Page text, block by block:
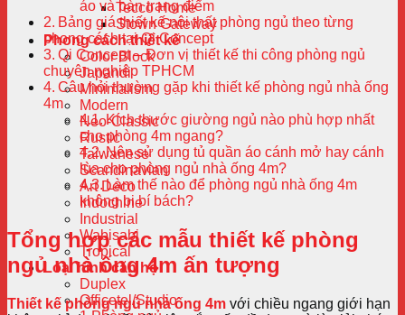
Tecco Home
Stown Gateway
Phong cách thiết kế
Color Block
Japandi
Minimalism
Modern
Neo-Classic
Rustic
Taiwanese
Scandinavian
Art Deco
Indochine
Industrial
Wabisabi
Tropical
Loại hình căn hộ
Duplex
Officetel/Studio
áo và bàn trang điểm
Bảng giá thiết kế nội thất phòng ngủ theo từng
phong cách tại Qi Concept
Qi Concept – Đơn vị thiết kế thi công phòng ngủ
chuyên nghiệp TPHCM
Câu hỏi thường gặp khi thiết kế phòng ngủ nhà ống
4m
Kích thước giường ngủ nào phù hợp nhất
cho phòng 4m ngang?
Nên sử dụng tủ quần áo cánh mở hay cánh
lùa cho phòng ngủ nhà ống 4m?
Làm thế nào để phòng ngủ nhà ống 4m
không bị bí bách?
Tổng hợp các mẫu thiết kế phòng
ngủ nhà ống 4m ấn tượng
Thiết kế phòng ngủ nhà ống 4m với chiều ngang giới hạn